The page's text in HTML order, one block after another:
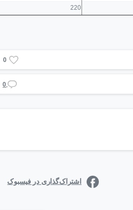
220
0
0
اشتراک‌گذاری در فیسبوک